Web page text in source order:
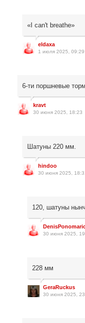
«I can't breathe»
eldaxa
1 июля 2025, 09:29
6-ти поршневые
kravt
30 июня 2025, 18:23
Шатуны 220 мм.
hindoo
30 июня 2025,
120, шатуны
30 июня 2025,
228 мм
GeraRuckus
30 июня 2025,